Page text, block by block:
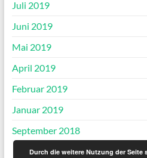
Juli 2019
Juni 2019
Mai 2019
April 2019
Februar 2019
Januar 2019
September 2018
Durch die weitere Nutzung der Seite